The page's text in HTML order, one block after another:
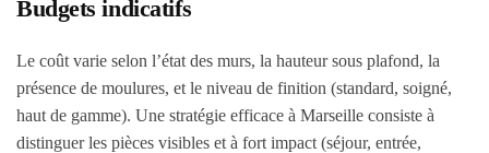
Budgets indicatifs
Le coût varie selon l’état des murs, la hauteur sous plafond, la
présence de moulures, et le niveau de finition (standard, soigné,
haut de gamme). Une stratégie efficace à Marseille consiste à
distinguer les pièces visibles et à fort impact (séjour, entrée,